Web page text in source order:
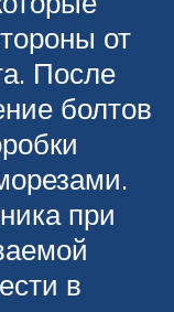
от
После
болтов
при
в